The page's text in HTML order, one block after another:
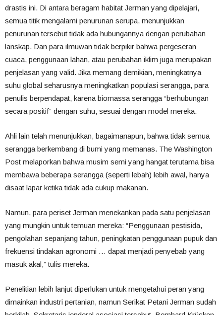
drastis ini. Di antara beragam habitat Jerman yang dipelajari,
semua titik mengalami penurunan serupa, menunjukkan
penurunan tersebut tidak ada hubungannya dengan perubahan
lanskap. Dan para ilmuwan tidak berpikir bahwa pergeseran
cuaca, penggunaan lahan, atau perubahan iklim juga merupakan
penjelasan yang valid. Jika memang demikian, meningkatnya
suhu global seharusnya meningkatkan populasi serangga, para
penulis berpendapat, karena biomassa serangga “berhubungan
secara positif” dengan suhu, sesuai dengan model mereka.
Ahli lain telah menunjukkan, bagaimanapun, bahwa tidak semua
serangga berkembang di bumi yang memanas. The Washington
Post melaporkan bahwa musim semi yang hangat terutama bisa
membawa beberapa serangga (seperti lebah) lebih awal, hanya
disaat lapar ketika tidak ada cukup makanan.
Namun, para periset Jerman menekankan pada satu penjelasan
yang mungkin untuk temuan mereka: “Penggunaan pestisida,
pengolahan sepanjang tahun, peningkatan penggunaan pupuk dan
frekuensi tindakan agronomi … dapat menjadi penyebab yang
masuk akal,” tulis mereka.
Penelitian lebih lanjut diperlukan untuk mengetahui peran yang
dimainkan industri pertanian, namun Serikat Petani Jerman sudah